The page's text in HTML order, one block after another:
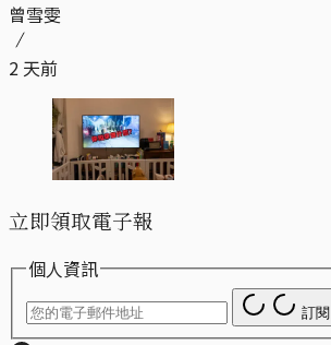
曾雪雯
2 天前
立即領取電子報
個人資訊
訂閱